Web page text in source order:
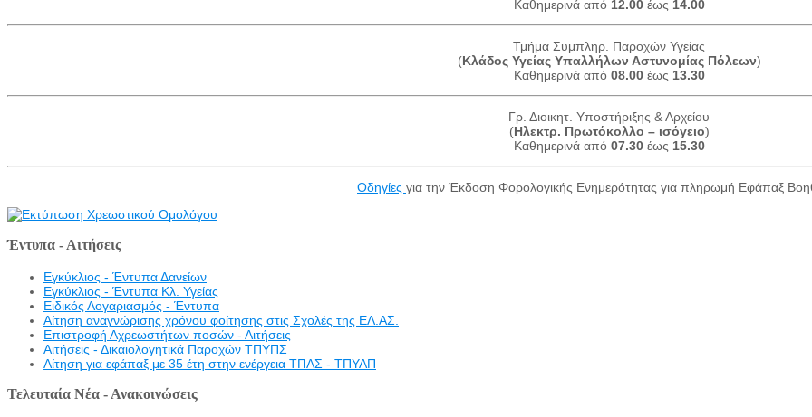
Καθημερινά από 12.00 έως 14.00
Τμήμα Συμπληρ. Παροχών Υγείας
(Κλάδος Υγείας Υπαλλήλων Αστυνομίας Πόλεων)
Καθημερινά από 08.00έως 13.30
Γρ. Διοικητ. Υποστήριξης & Αρχείου
(Ηλεκτρ. Πρωτόκολλο – ισόγειο)
Καθημερινά από 07.30έως 15.30
Οδηγίες για την Έκδοση Φορολογικής Ενημερότητας για πληρωμή Εφάπαξ
Έντυπα - Αιτήσεις
Εγκύκλιος - Έντυπα Δανείων
Εγκύκλιος - Έντυπα Κλ. Υγείας
Eιδικός Λογαριασμός - Έντυπα
Αίτηση αναγνώρισης χρόνου φοίτησης στις Σχολές της ΕΛ.ΑΣ.
Επιστροφή Αχρεωστήτων ποσών - Αιτήσεις
Αιτήσεις - Δικαιολογητικά Παροχών ΤΠΥΠΣ
Αίτηση για εφάπαξ με 35 έτη στην ενέργεια ΤΠΑΣ - ΤΠΥΑΠ
Τελευταία Νέα - Ανακοινώσεις